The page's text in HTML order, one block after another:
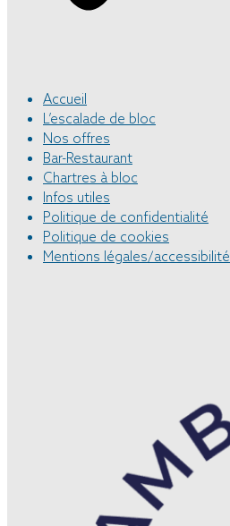
Accueil
L’escalade de bloc
Nos offres
Bar-Restaurant
Chartres à bloc
Infos utiles
Politique de confidentialité
Politique de cookies
Mentions légales/accessibilité